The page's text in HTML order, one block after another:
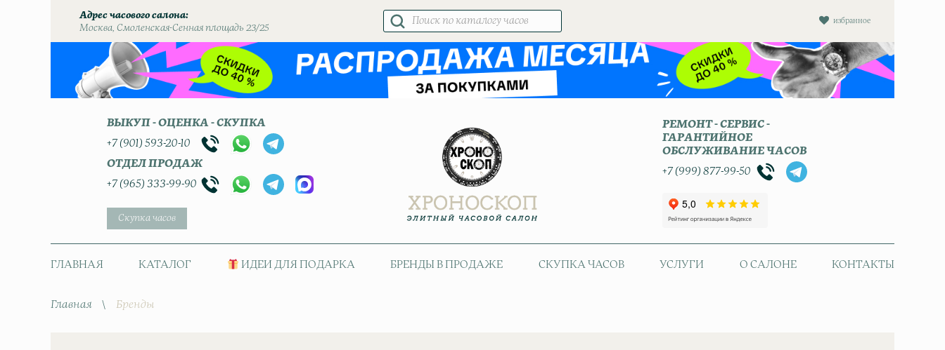
Адрес часового салона
Москва, Смоленская-Сенная площадь 23/25
избранное
Поиск
товаров
ВЫКУП - ОЦЕНКА - СКУПКА
+7 (901) 593-20-10
ОТДЕЛ ПРОДАЖ
+7 (965) 333-99-90
Скупка часов
РЕМОНТ - СЕРВИС -
ГАРАНТИЙНОЕ
ОБСЛУЖИВАНИЕ ЧАСОВ
+7 (999) 877-99-50
ГЛАВНАЯ КАТАЛОГ ИДЕИ ДЛЯ ПОДАРКА БРЕНДЫ В ПРОДАЖЕ СКУПКА ЧАСОВ УСЛУГИ О САЛОНЕ КОНТАКТЫ
Главная \ Бренды